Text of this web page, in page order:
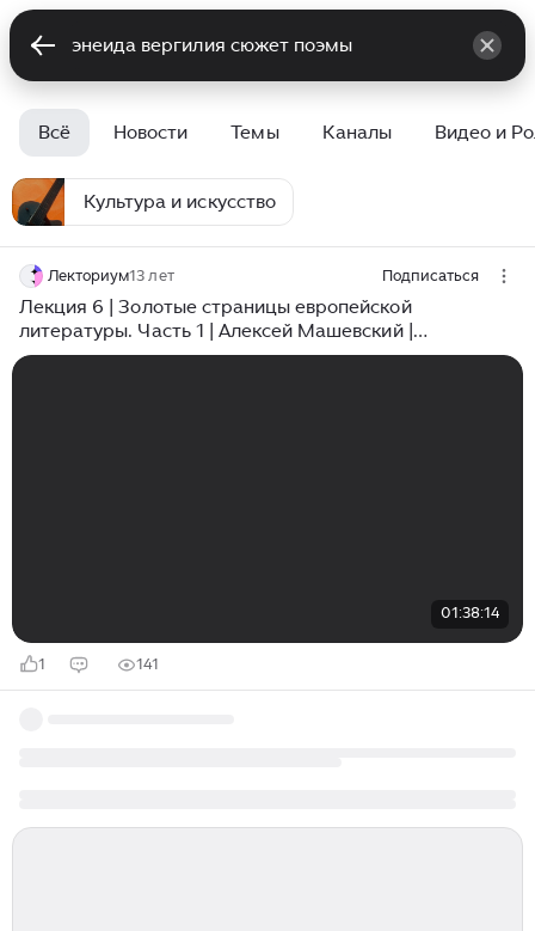
Всё Новости Темы Каналы Видео и
Культура и искусство
Лекториум13 лет Подписаться
Лекция 6 | Золотые страницы европейской
литературы. Часть 1 | Алексей Машевский |
Лекториум
01:38:14
1 141